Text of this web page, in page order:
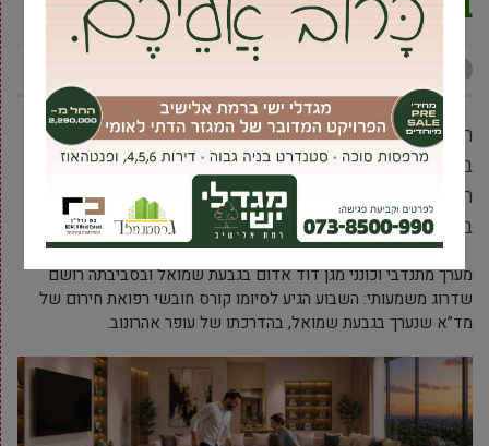
השבוע הגיע לסיומו קורס חובשי רפואת חירום שנערך
בגבעת שמואל, ובסיומו הצטרפו 18 חובשות וחובשים
חדשים – בהם תושבי העיר – לפעילות הצלת החיים
במרחב ירקון של מד”א
מערך מתנדבי וכונני מגן דוד אדום בגבעת שמואל ובסביבתה רושם
שדרוג משמעותי: השבוע הגיע לסיומו קורס חובשי רפואת חירום של
מד”א שנערך בגבעת שמואל, בהדרכתו של עופר אהרונוב.